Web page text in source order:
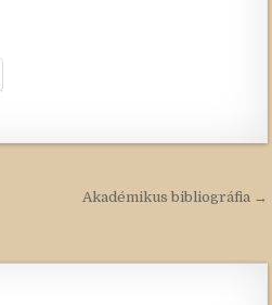
Akadémikus bibliográfia →